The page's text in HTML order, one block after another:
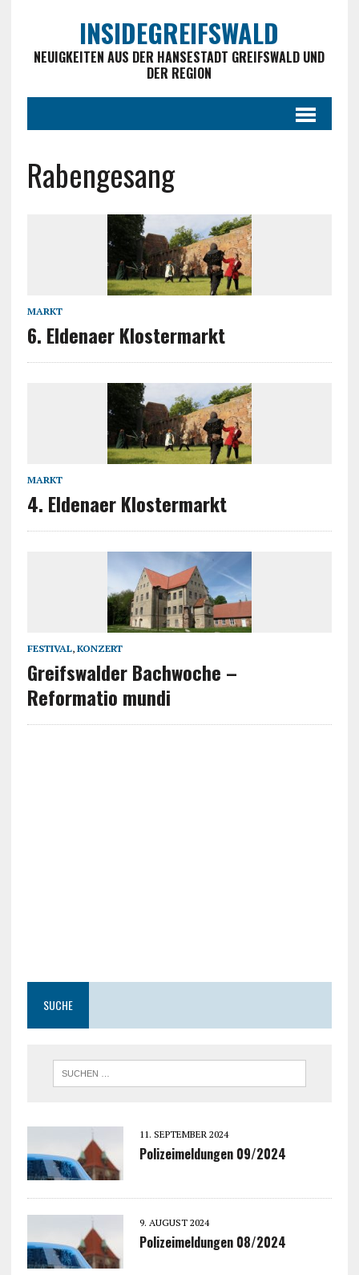
INSIDEGREIFSWALD
NEUIGKEITEN AUS DER HANSESTADT GREIFSWALD UND
DER REGION
Rabengesang
MARKT
6. Eldenaer Klostermarkt
MARKT
4. Eldenaer Klostermarkt
FESTIVAL, KONZERT
Greifswalder Bachwoche –
Reformatio mundi
SUCHE
11. SEPTEMBER 2024
Polizeimeldungen 09/2024
9. AUGUST 2024
Polizeimeldungen 08/2024